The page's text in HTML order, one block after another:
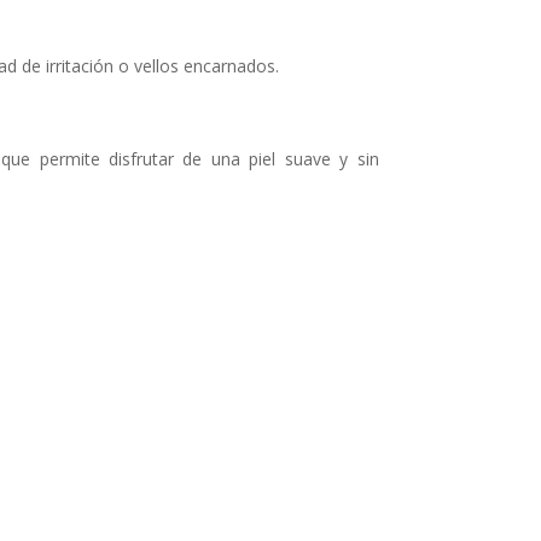
de irritación o vellos encarnados.
permite disfrutar de una piel suave y sin